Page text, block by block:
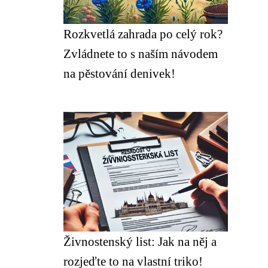
Rozkvetlá zahrada po celý rok?
Zvládnete to s naším návodem
na pěstování denivek!
Živnostenský list: Jak na něj a
rozjeďte to na vlastní triko!